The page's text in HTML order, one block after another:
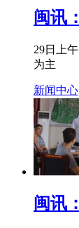
闽讯
29日上
为主
新闻中心
闽讯